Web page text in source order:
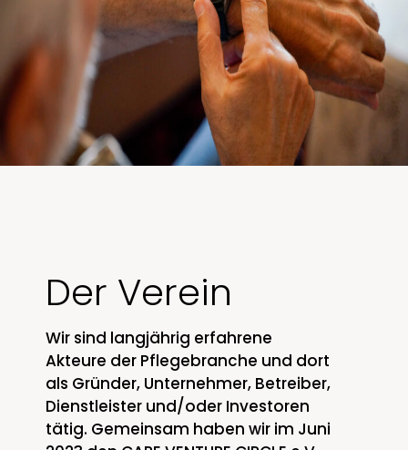
Der Verein
Wir sind langjährig erfahrene
Akteure der Pflegebranche und dort
als Gründer, Unternehmer, Betreiber,
Dienstleister und/oder Investoren
tätig. Gemeinsam haben wir im Juni